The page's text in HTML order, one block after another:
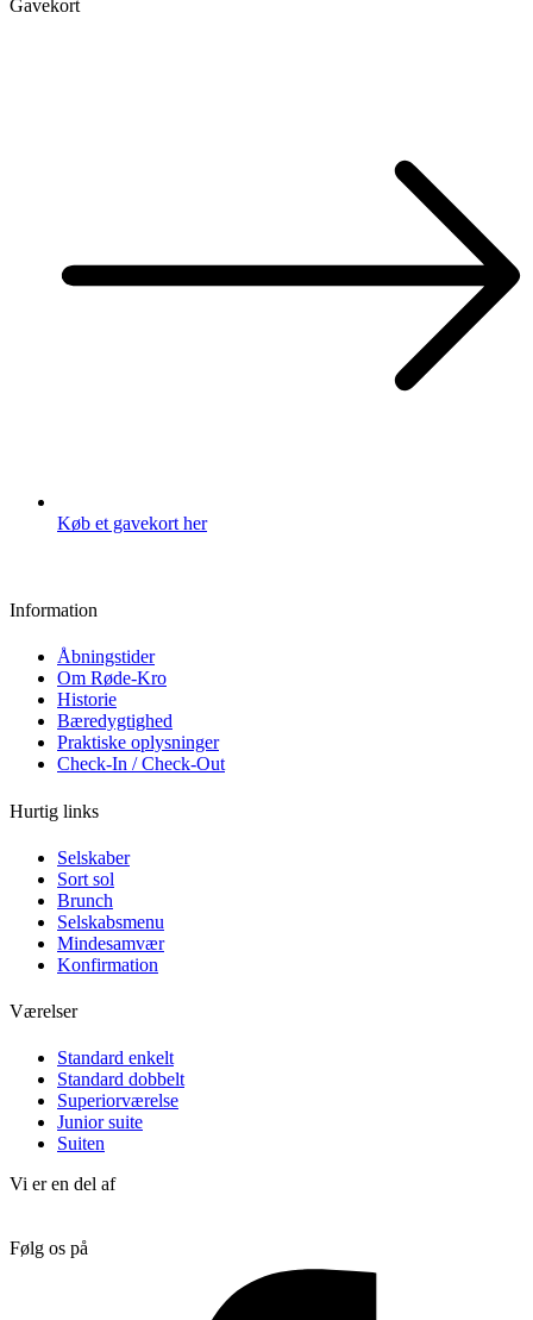
Gavekort
Køb et gavekort her
Information
Åbningstider
Om Røde-Kro
Historie
Bæredygtighed
Praktiske oplysninger
Check-In / Check-Out
Hurtig links
Selskaber
Sort sol
Brunch
Selskabsmenu
Mindesamvær
Konfirmation
Værelser
Standard enkelt
Standard dobbelt
Superiorværelse
Junior suite
Suiten
Vi er en del af
Følg os på